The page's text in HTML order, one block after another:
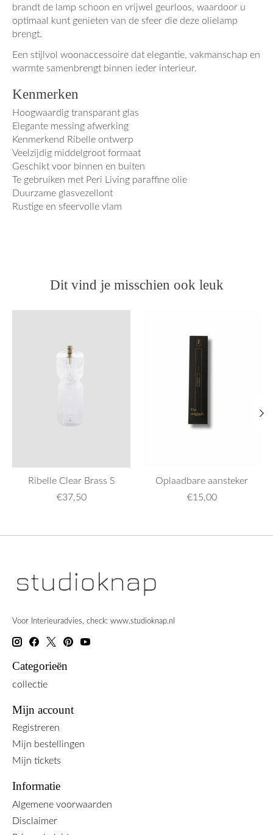
brandt de lamp schoon en vrijwel geurloos, waardoor u
optimaal kunt genieten van de sfeer die deze olielamp
brengt.
Een stijlvol woonaccessoire dat elegantie, vakmanschap en
warmte samenbrengt binnen ieder interieur.
Kenmerken
Hoogwaardig transparant glas
Elegante messing afwerking
Kenmerkend Ribelle ontwerp
Veelzijdig middelgroot formaat
Geschikt voor binnen en buiten
Te gebruiken met Peri Living paraffine olie
Duurzame glasvezellont
Rustige en sfeervolle vlam
Dit vind je misschien ook leuk
Ribelle Clear Brass S
€37,50
Oplaadbare aansteker
€15,00
Voor Interieuradvies, check: www.studioknap.nl
Categorieën
collectie
Mijn account
Registreren
Mijn bestellingen
Mijn tickets
Informatie
Algemene voorwaarden
Disclaimer